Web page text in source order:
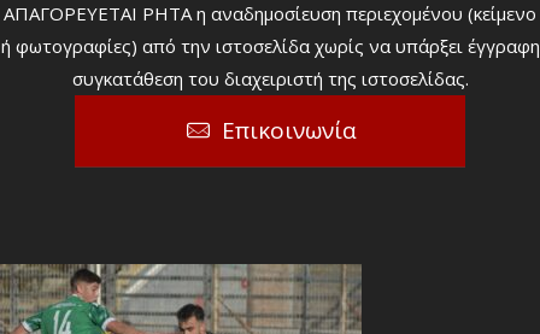
ΑΠΑΓΟΡΕΥΕΤΑΙ ΡΗΤΑ η αναδημοσίευση περιεχομένου (κείμενο
ή φωτογραφίες) από την ιστοσελίδα χωρίς να υπάρξει έγγραφη
συγκατάθεση του διαχειριστή της ιστοσελίδας.
Επικοινωνία